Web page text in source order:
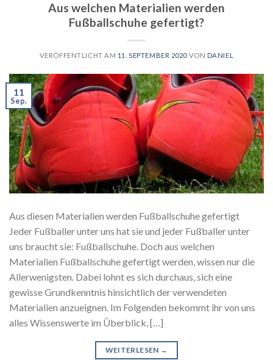
Aus welchen Materialien werden
Fußballschuhe gefertigt?
VERÖFFENTLICHT AM 11. SEPTEMBER 2020 VON DANIEL
11
Sep.
Aus diesen Materialien werden Fußballschuhe gefertigt
Jeder Fußballer unter uns hat sie und jeder Fußballer unter
uns braucht sie: Fußballschuhe. Doch aus welchen
Materialien Fußballschuhe gefertigt werden, wissen nur die
Allerwenigsten. Dabei lohnt es sich durchaus, sich eine
gewisse Grundkenntnis hinsichtlich der verwendeten
Materialien anzueignen. Im Folgenden bekommt ihr von uns
alles Wissenswerte im Überblick, […]
WEITERLESEN →